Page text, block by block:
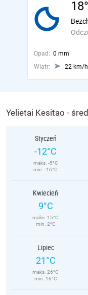
Opad: 0 mm
Wiatr:
22 km/h
Yelietai Kesitao -
Styczeń
-12°C
maks. -5°C
min. -16°C
Kwiecień
9°C
maks. 15°C
min. 2°C
Lipiec
21°C
maks. 26°C
min. 16°C